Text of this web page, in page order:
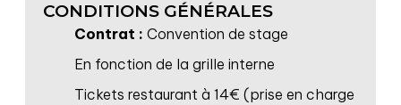
CONDITIONS GÉNÉRALES
Contrat : Convention de stage
En fonction de la grille interne
Tickets restaurant à 14€ (prise en charge